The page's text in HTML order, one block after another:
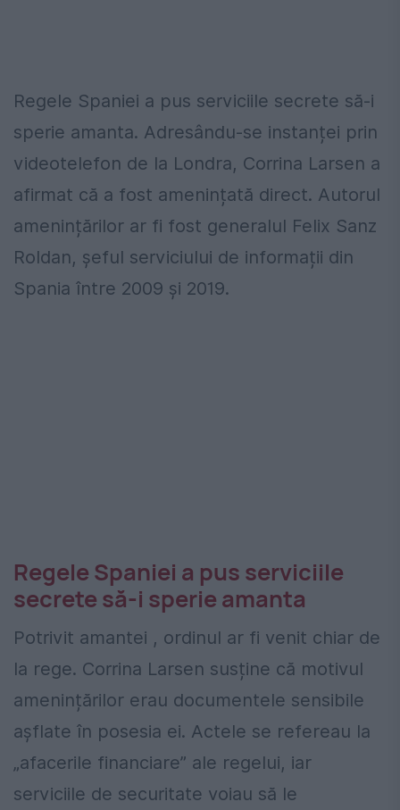
Regele Spaniei a pus serviciile secrete să-i
sperie amanta. Adresându-se instanței prin
videotelefon de la Londra, Corrina Larsen a
afirmat că a fost amenințată direct. Autorul
amenințărilor ar fi fost generalul Felix Sanz
Roldan, șeful serviciului de informații din
Spania între 2009 și 2019.
Regele Spaniei a pus serviciile
secrete să-i sperie amanta
Potrivit amantei , ordinul ar fi venit chiar de
la rege. Corrina Larsen susține că motivul
amenințărilor erau documentele sensibile
așflate în posesia ei. Actele se refereau la
„afacerile financiare” ale regelui, iar
serviciile de securitate voiau să le